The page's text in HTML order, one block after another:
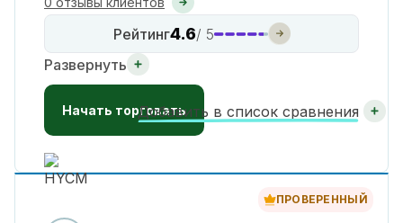
Рейтинг4.6/ 5
Развернуть
Начать торговатьДобавить в список сравнения
ПРОВЕРЕННЫЙ